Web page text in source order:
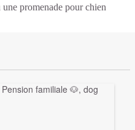
promenade pour chien